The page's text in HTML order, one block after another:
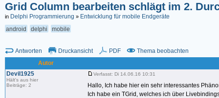
Grid Column bearbeiten schlägt im 2.
in Delphi Programmierung » Entwicklung für mobile Endgeräte
android
delphi mobile
Antworten Druckansicht PDF
Thema beobachten
Autor
Devil1925
Hält's aus hier
Beiträge: 2
Verfasst: Di 14.06.16 10:31
Hallo, Ich habe hier ein sehr interessantes
Ich habe ein TGrid, welches ich über